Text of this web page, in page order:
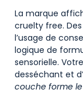
La marque
cruelty free.
l’usage de
logique de
sensorielle.
desséchant et
couche forme